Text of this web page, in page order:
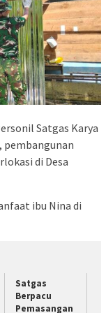
Satgas Karya
pembangunan
di Desa
ibu Nina di
Satgas
Berpacu
Pemasangan